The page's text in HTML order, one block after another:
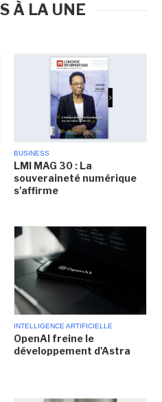
À LA UNE
BUSINESS
LMI MAG 30 : La
souveraineté numérique
s'affirme
INTELLIGENCE ARTIFICIELLE
OpenAI freine le
développement d'Astra